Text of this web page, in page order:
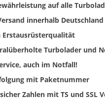
auf alle
innerhalb Deutschland
Erstausrüsterqualität
Turbolader und
auch im Notfall!
mit Paketnummer
Zahlen mit TS und SSL